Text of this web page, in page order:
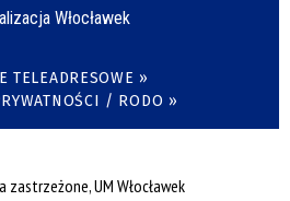
Włocławek
TELEADRESOWE »
/ RODO »
UM Włocławek